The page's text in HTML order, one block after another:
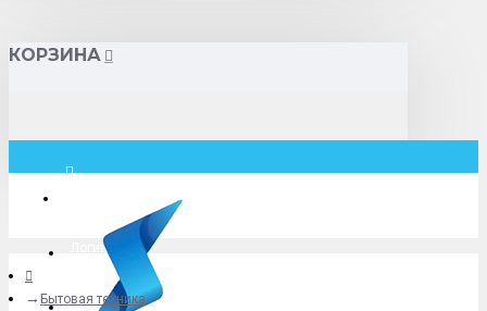
КОРЗИНА
Логин
+79775619766
Бытовая техника